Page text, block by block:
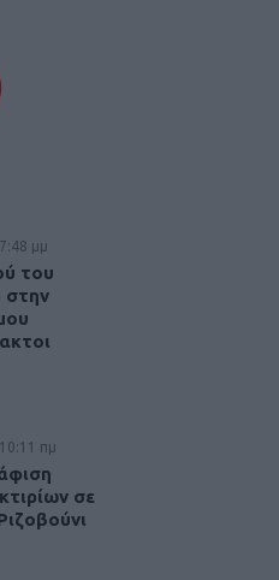
μμ
του
στην
πμ
σε